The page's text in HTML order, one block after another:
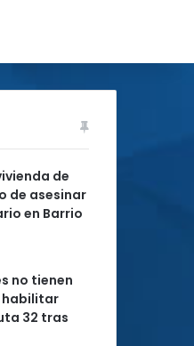
de
de asesinar
en Barrio
no tienen
habilitar
32 tras